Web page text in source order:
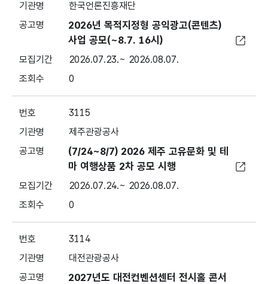
한국언론진흥재단
2026년 목적지정형 공익광고(콘텐츠)
사업 공모(~8.7. 16시)
2026.07.23.~ 2026.08.07.
0
3115
제주관광공사
(7/24~8/7) 2026 제주 고유문화 및 테
마 여행상품 2차 공모 시행
2026.07.24.~ 2026.08.07.
0
3114
대전관광공사
2027년도 대전컨벤션센터 전시홀 콘서